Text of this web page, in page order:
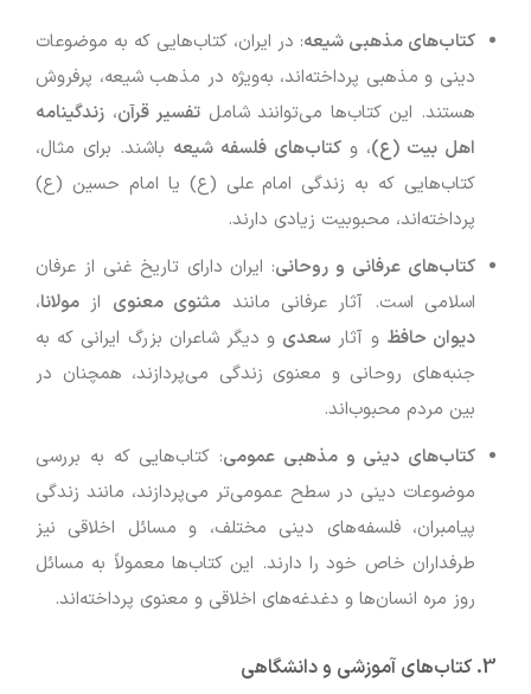
کتاب‌های مذهبی شیعه: در ایران، کتاب‌هایی که به موضوعات
دینی و مذهبی پرداخته‌اند، به‌ویژه در مذهب شیعه، پرفروش
هستند. این کتاب‌ها می‌توانند شامل تفسیر قرآن، زندگینامه
اهل بیت (ع)، و کتاب‌های فلسفه شیعه باشند. برای مثال،
کتاب‌هایی که به زندگی امام علی (ع) یا امام حسین (ع)
پرداخته‌اند، محبوبیت زیادی دارند.
کتاب‌های عرفانی و روحانی: ایران دارای تاریخ غنی از عرفان
اسلامی است. آثار عرفانی مانند مثنوی معنوی از مولانا،
دیوان حافظ و آثار سعدی و دیگر شاعران بزرگ ایرانی که به
جنبه‌های روحانی و معنوی زندگی می‌پردازند، همچنان در
بین مردم محبوب‌اند.
کتاب‌های دینی و مذهبی عمومی: کتاب‌هایی که به بررسی
موضوعات دینی در سطح عمومی‌تر می‌پردازند، مانند زندگی
پیامبران، فلسفه‌های دینی مختلف، و مسائل اخلاقی نیز
طرفداران خاص خود را دارند. این کتاب‌ها معمولاً به مسائل
روز مره انسان‌ها و دغدغه‌های اخلاقی و معنوی پرداخته‌اند.
3. کتاب‌های آموزشی و دانشگاهی